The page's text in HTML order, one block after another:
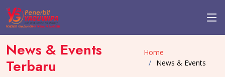
News & Events
Terbaru
Home
News & Events